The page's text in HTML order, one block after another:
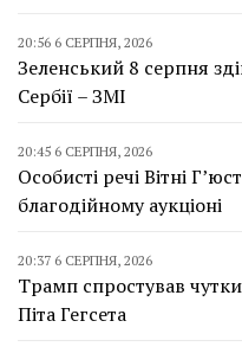
20:56 6 СЕРПНЯ, 2026
Зеленський 8 серпня
Сербії – ЗМІ
20:45 6 СЕРПНЯ, 2026
Особисті речі Вітні
благодійному аукціоні
20:37 6 СЕРПНЯ, 2026
Трамп спростував
Піта Гегсета